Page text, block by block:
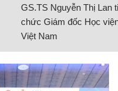
GS.TS Nguyễn Thị Lan
chức Giám đốc Học
Việt Nam